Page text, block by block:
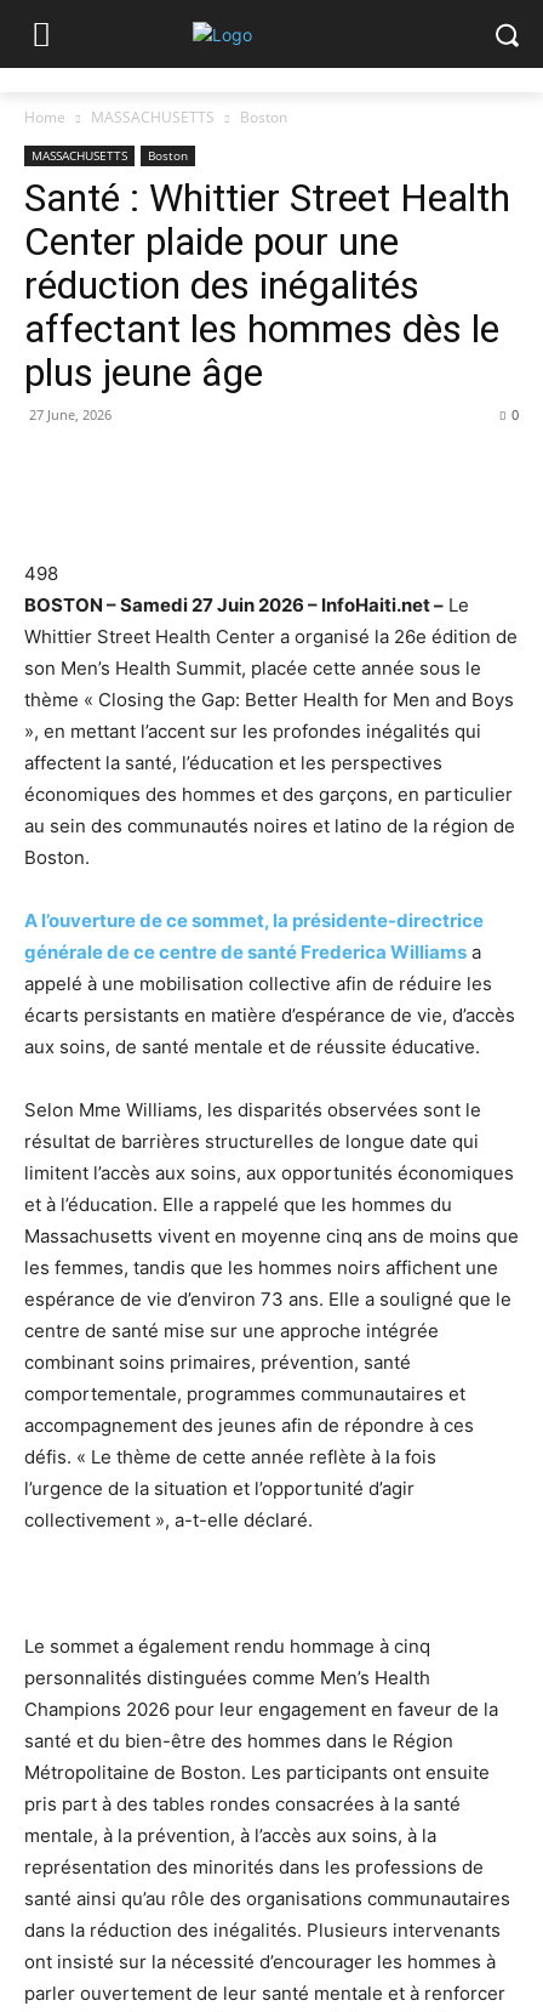
Home MASSACHUSETTS Boston
MASSACHUSETTS Boston
Santé : Whittier Street Health
Center plaide pour une
réduction des inégalités
affectant les hommes dès le
plus jeune âge
27 June, 2026 0
498
BOSTON – Samedi 27 Juin 2026 – InfoHaiti.net – Le
Whittier Street Health Center a organisé la 26e édition de
son Men’s Health Summit, placée cette année sous le
thème « Closing the Gap: Better Health for Men and Boys
», en mettant l’accent sur les profondes inégalités qui
affectent la santé, l’éducation et les perspectives
économiques des hommes et des garçons, en particulier
au sein des communautés noires et latino de la région de
Boston.
A l’ouverture de ce sommet, la présidente-directrice
générale de ce centre de santé Frederica Williams a
appelé à une mobilisation collective afin de réduire les
écarts persistants en matière d’espérance de vie, d’accès
aux soins, de santé mentale et de réussite éducative.
Selon Mme Williams, les disparités observées sont le
résultat de barrières structurelles de longue date qui
limitent l’accès aux soins, aux opportunités économiques
et à l’éducation. Elle a rappelé que les hommes du
Massachusetts vivent en moyenne cinq ans de moins que
les femmes, tandis que les hommes noirs affichent une
espérance de vie d’environ 73 ans. Elle a souligné que le
centre de santé mise sur une approche intégrée
combinant soins primaires, prévention, santé
comportementale, programmes communautaires et
accompagnement des jeunes afin de répondre à ces
défis. « Le thème de cette année reflète à la fois
l’urgence de la situation et l’opportunité d’agir
collectivement », a-t-elle déclaré.
Le sommet a également rendu hommage à cinq
personnalités distinguées comme Men’s Health
Champions 2026 pour leur engagement en faveur de la
santé et du bien-être des hommes dans le Région
Métropolitaine de Boston. Les participants ont ensuite
pris part à des tables rondes consacrées à la santé
mentale, à la prévention, à l’accès aux soins, à la
représentation des minorités dans les professions de
santé ainsi qu’au rôle des organisations communautaires
dans la réduction des inégalités. Plusieurs intervenants
ont insisté sur la nécessité d’encourager les hommes à
parler ouvertement de leur santé mentale et à renforcer